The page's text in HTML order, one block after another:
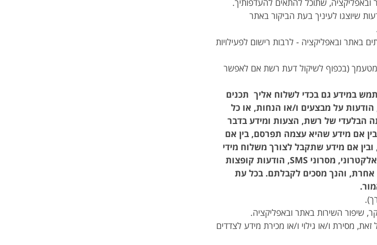
שיוצגו לעיניך בעת הביקור באתר
באתר ובאפליקציה - לרבות רישום לפעילויות
מטעמך (בכפוף לשיקול דעת רשת אם לאפשר
במידע גם בכדי לשלוח אליך תכנים
הודעות על מבצעים ו/או הנחות, או כל
הבלעדי של רשת, הצעות ומידע בדבר
בין אם מידע שהיא עצמה תפרסם, בין אם
אם מידע שתקבל לצורך משלוח מידי
מפרסמים אחרים - באמצעות דואר אלקטרוני, מסרוני SMS, הודעות קופצות
אחרת, והנך מסכים לקבלתם. בכל עת
זאת, מסירת ו/או גילוי ו/או מכירת מידע לצדדים